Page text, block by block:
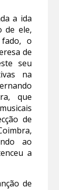
a ida
de ele,
o
de
seu
na
que
de
ao
a
de